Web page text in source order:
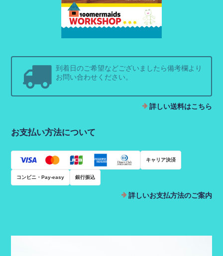
到着日のご希望などございましたら備考欄より
お問い合わせください。
詳しい送料はこちら
お支払い方法について
キャリア決済
コンビニ・Pay-easy 銀行振込
詳しいお支払方法のご案内